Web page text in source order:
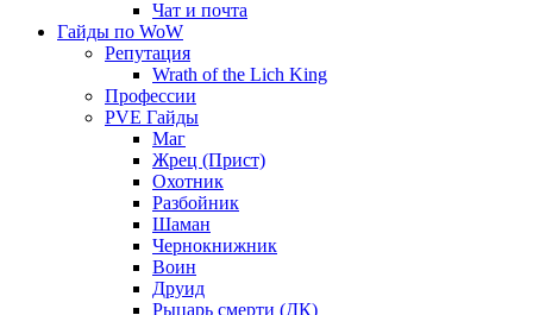
Чат и почта
Гайды по WoW
Репутация
Wrath of the Lich King
Профессии
PVE Гайды
Маг
Жрец (Прист)
Охотник
Разбойник
Шаман
Чернокнижник
Воин
Друид
Рыцарь смерти (ДК)